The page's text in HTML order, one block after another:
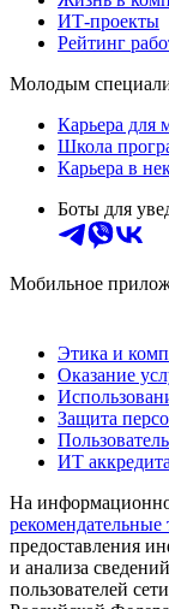
ИТ-проекты
Рейтинг
Молодым
Карьера для
Школа
Карьера в
Боты для
Мобильное
Этика и
Оказание
Защита
ИТ
На
рекомендательные
предоставления
и анализа
пользователей